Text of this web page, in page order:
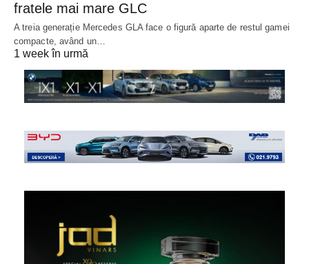
fratele mai mare GLC
A treia generație Mercedes GLA face o figură aparte de restul gamei
compacte, având un…
1 week în urmă